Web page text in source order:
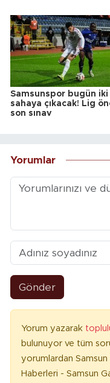
Samsunspor bugün iki
sahaya çıkacak! Lig
son sınav
Yorumlar
Gönder
Yorum yazarak
bulunuyor ve tüm
yorumlardan Samsun
Haberleri - Samsun